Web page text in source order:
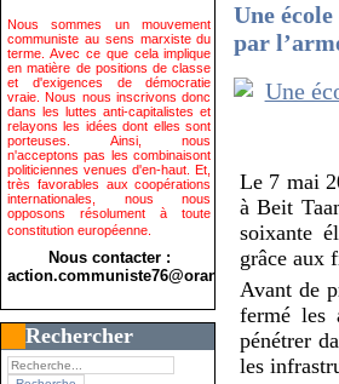
Nous sommes un mouvement
communiste au sens marxiste du
terme. Avec ce que cela implique
en matière de positions de classe
et d'exigences de démocratie
vraie. Nous nous inscrivons donc
dans les luttes anti-capitalistes et
relayons les idées dont elles sont
porteuses. Ainsi, nous
n'acceptons pas les combinaisont
politiciennes venues d'en-haut. Et,
très favorables aux coopérations
internationales, nous nous
opposons résolument à toute
constitution européenne.
Nous contacter :
action.communiste76@orange.fr>
Rechercher
Une
par
Le 7 mai
à Beit
soixante
grâce aux
Avant de
fermé les
pénétrer
les